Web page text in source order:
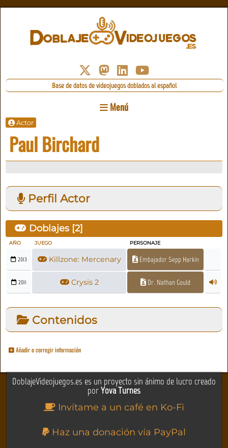
Base de datos de videojuegos doblados al español
Menú
Actor
Paul Birchard
Perfil Actor
Doblajes [2]
AÑO JUEGO PERSONAJE
2013 Killzone: Mercenary Embajador Sepp Harkin
2011 Crysis 2 Dr. Nathan Gould
Contenidos
Añadir o corregir información
DoblajeVideojuegos.es es un proyecto sin ánimo de lucro creado
porYova Turnes
Invítame a un café en Ko-Fi
Haz una donación vía PayPal